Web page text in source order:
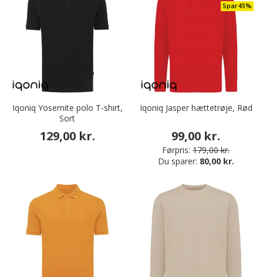
Iqoniq Yosemite polo T-shirt,
Sort
129,00 kr.
Spar 45%
Iqoniq Jasper hættetrøje, Rød
99,00 kr.
Førpris: 179,00 kr.
Du sparer: 80,00 kr.